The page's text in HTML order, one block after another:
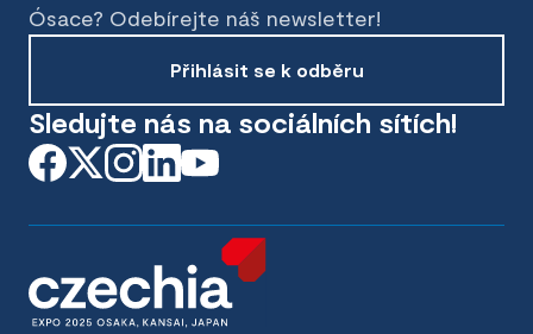
Ósace? Odebírejte náš newsletter!
Přihlásit se k odběru
Sledujte nás na sociálních sítích!